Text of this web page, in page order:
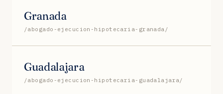
Granada
/abogado-ejecucion-hipotecaria-granada/
Guadalajara
/abogado-ejecucion-hipotecaria-guadalajara/